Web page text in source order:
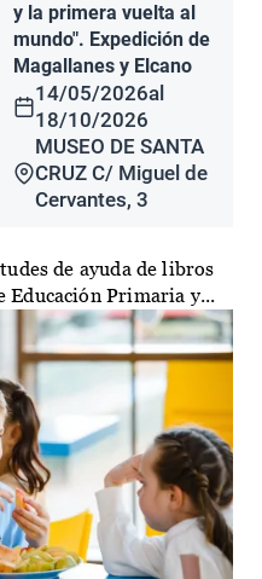
y la primera vuelta al
mundo". Expedición de
Magallanes y Elcano
14/05/2026al
18/10/2026
MUSEO DE SANTA
CRUZ C/ Miguel de
Cervantes, 3
de ayuda de libros
Educación Primaria y...